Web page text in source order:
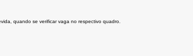
quando se verificar vaga no respectivo quadro.